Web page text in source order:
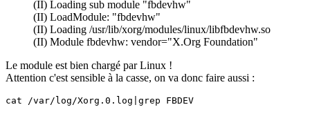
(II) Loading sub module "fbdevhw"
(II) LoadModule: "fbdevhw"
(II) Loading /usr/lib/xorg/modules/linux/libfbdevhw.so
(II) Module fbdevhw: vendor="X.Org Foundation"
Le module est bien chargé par Linux !
Attention c'est sensible à la casse, on va donc faire aussi :
cat /var/log/Xorg.0.log|grep FBDEV